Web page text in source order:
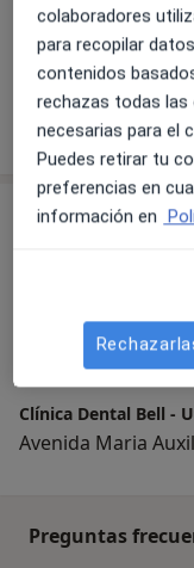
Dr.
Dentista
Consulta
Clínica Dental Bell -
Avenida Maria
Preguntas
colaboradores
para recopilar
contenidos
rechazas todas
necesarias para el
Puedes retirar tu
preferencias en
información en